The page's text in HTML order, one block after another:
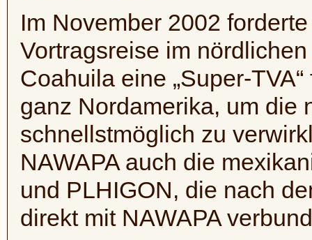
Im November 2002
Vortragsreise im
Coahuila eine „Super-TVA
ganz Nordamerika, um die
schnellstmöglich zu
NAWAPAauch die
und PLHIGON, die nach
direkt mit NAWAPA